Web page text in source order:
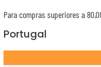
Para compras superiores a
Portugal